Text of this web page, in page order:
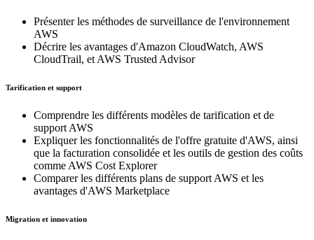
Présenter les méthodes de surveillance de l'environnement
AWS
Décrire les avantages d'Amazon CloudWatch, AWS
CloudTrail, et AWS Trusted Advisor
Tarification et support
Comprendre les différents modèles de tarification et de
support AWS
Expliquer les fonctionnalités de l'offre gratuite d'AWS, ainsi
que la facturation consolidée et les outils de gestion des coûts
comme AWS Cost Explorer
Comparer les différents plans de support AWS et les
avantages d'AWS Marketplace
Migration et innovation